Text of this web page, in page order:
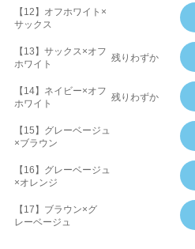
【12】オフホワイト×
サックス
【13】サックス×オフ
ホワイト
残りわずか
【14】ネイビー×オフ
ホワイト
残りわずか
【15】グレーベージュ
×ブラウン
【16】グレーベージュ
×オレンジ
【17】ブラウン×グ
レーベージュ